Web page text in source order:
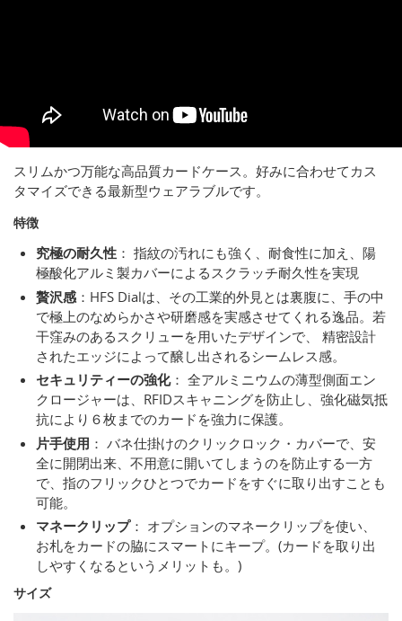
スリムかつ万能な高品質カードケース。好みに合わせてカス
タマイズできる最新型ウェアラブルです。
特徴
究極の耐久性 ： 指紋の汚れにも強く、耐食性に加え、陽
極酸化アルミ製カバーによるスクラッチ耐久性を実現
贅沢感 ：HFS Dialは、その工業的外見とは裏腹に、手の中
で極上のなめらかさや研磨感を実感させてくれる逸品。若
干窪みのあるスクリューを用いたデザインで、 精密設計
されたエッジによって醸し出されるシームレス感。
セキュリティーの強化： 全アルミニウムの薄型側面エン
クロージャーは、RFIDスキャニングを防止し、強化磁気抵
抗により６枚までのカードを強力に保護。
片手使用 ： バネ仕掛けのクリックロック・カバーで、安
全に開閉出来、不用意に開いてしまうのを防止する一方
で、指のフリックひとつでカードをすぐに取り出すことも
可能。
マネークリップ： オプションのマネークリップを使い、
お札をカードの脇にスマートにキープ。(カードを取り出
しやすくなるというメリットも。)
サイズ